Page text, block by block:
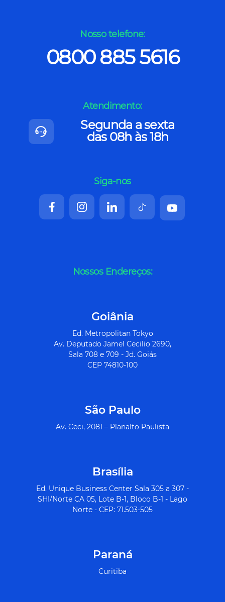
Nosso telefone:
0800 885 5616
Atendimento:
Segunda a sexta
das 08h às 18h
Siga-nos
Nossos Endereços:
Goiânia
Ed. Metropolitan Tokyo
Av. Deputado Jamel Cecilio 2690,
Sala 708 e 709 - Jd. Goiás
CEP 74810-100
São Paulo
Av. Ceci, 2081 – Planalto Paulista
Brasília
Ed. Unique Business Center Sala 305 a 307 -
SHI/Norte CA 05, Lote B-1, Bloco B-1 - Lago
Norte - CEP: 71.503-505
Paraná
Curitiba